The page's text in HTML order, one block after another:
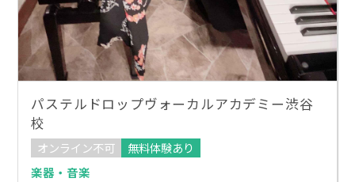
パステルドロップヴォーカルアカデミー渋谷
校
オンライン不可
無料体験あり
楽器・音楽